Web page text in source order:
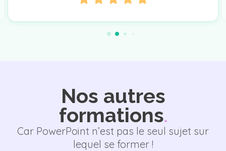
Nos autres
formations
Car PowerPoint n’est pas le seul sujet sur
lequel se former !